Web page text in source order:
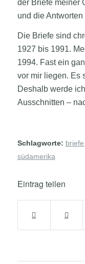
der Briefe meiner
und die
Die Briefe sind
1927 bis 1991.
1994. Fast ein
vor mir liegen. Es
Deshalb werde
Ausschnitten –
Schlagworte: briefe,
südamerika
Eintrag teilen